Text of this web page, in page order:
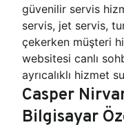
güvenilir servis
servis, jet servis,
çekerken müşteri
websitesi canlı
ayrıcalıklı hizmet
Casper
Bilgisayar